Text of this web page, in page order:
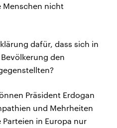
Menschen nicht
dafür, dass sich in
den
Präsident Erdogan
und Mehrheiten
in Europa nur